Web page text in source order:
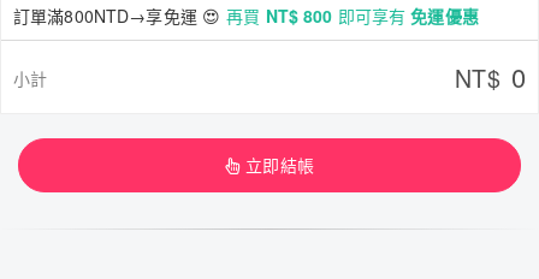
訂單滿800NTD→享免運 😍 再買 NT$ 800 即可享有免運優惠
小計 NT$ 0
立即結帳